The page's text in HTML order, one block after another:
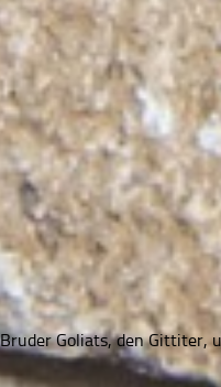
Goliats, den Gittiter,